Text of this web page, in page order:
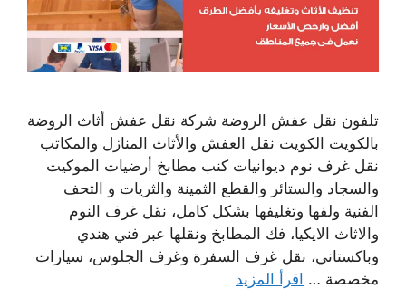
تلفون نقل عفش الروضة شركة نقل عفش أثاث الروضة
بالكويت الكويت نقل العفش والأثاث المنازل والمكاتب
نقل غرف نوم ديوانيات كنب مطابخ أرضيات الموكيت
والسجاد والستائر والقطع الثمينة والثريات و التحف
الفنية ولفها وتغليفها بشكل كامل، نقل غرف النوم
والاثاث الايكيا، فك المطابخ ونقلها عبر فني هندي
وباكستاني، نقل غرف السفرة وغرف الجلوس، سيارات
مخصصة … اقرأ المزيد